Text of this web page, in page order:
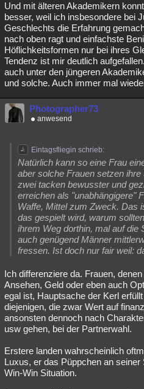
Und mit älteren Akademikern
besser, weil ich insbesondere bei
Geschlechts die Erfahrung
nach oben ragt und einfachste
Höflichkeitsformen nur bei ihres
Tendenz ist mir deutlich
auch unter den jüngeren
und solche. Auch immer mal
Photographer73
anwesend
Eintagsfliegin schrieb:
Natürlich kann so eine Frau
aber solche Frauen setzen
zwei tacken bewusster und
erreichen als "unabhängigere"
Waffe, Mittel zum Zweck. Das
das gespielt wird, warum
ihrem Weg dorthin, mal auf die
auch genügend Männer
fressen. Ist doch nur fair weil:
Ich differenziere da. Frauen,
Ansehen, Geld oder eben auch
egal ist, Hauptsache der Kerl
diejenigen, die zwar Wert auf
ansonsten dennoch nach
usw gehen, bei der Partnerwahl.
Erstere landen wahrscheinlich
Luxus, er das Püppchen an
Win-Win Situation.